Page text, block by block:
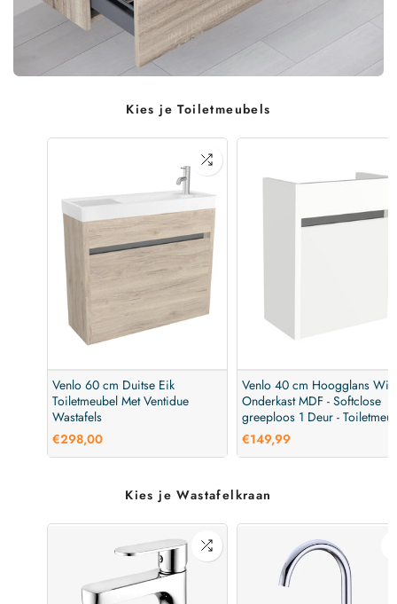
Kies je Toiletmeubels
Venlo 60 cm Duitse Eik
Toiletmeubel Met Ventidue
Wastafels
€298,00
Venlo 40 cm Hoogglans Wit -
Onderkast MDF - Softclose
greeploos 1 Deur -
Voor Waskom
€149,99
Kies je Wastafelkraan